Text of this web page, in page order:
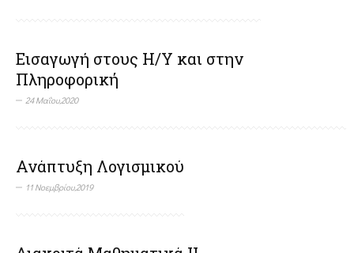
Εισαγωγή στους Η/Υ και στην
Πληροφορική
24 Μαΐου,2020
Ανάπτυξη Λογισμικού
11 Νοεμβρίου,2019